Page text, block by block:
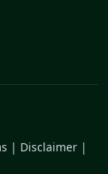
| Disclaimer |